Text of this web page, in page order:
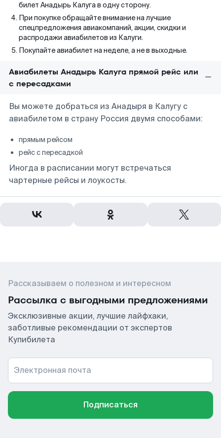
билет Анадырь Калуга в одну сторону.
При покупке обращайте внимание на лучшие
спецпредложения авиакомпаний, акции, скидки и
распродажи авиабилетов из Калуги.
Покупайте авиабилет на неделе, а не в выходные.
Авиабилеты Анадырь Калуга прямой рейс или
с пересадками
Вы можете добраться из Анадыря в Калугу с
авиабилетом в страну Россия двумя способами:
прямым рейсом
рейс с пересадкой
Иногда в расписании могут встречаться
чартерные рейсы и лоукосты.
Рассказываем о полезном и интересном
Рассылка с выгодными предложениями
Эксклюзивные акции, лучшие лайфхаки,
заботливые рекомендации от экспертов
Купибилета
Электронная почта
Подписаться